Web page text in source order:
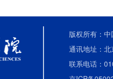
版权所有：
通讯地址：
联系电话：